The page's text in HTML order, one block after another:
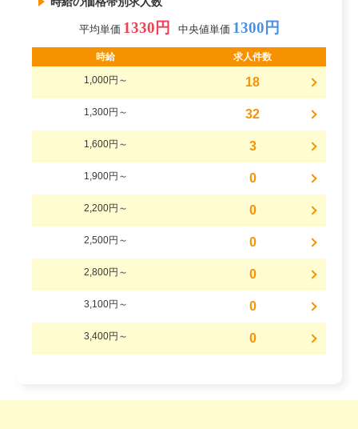
平均単価 1330円 中央値単価 1300円
時給 求人件数
1,000円～ 18
1,300円～ 32
1,600円～ 3
1,900円～ 0
2,200円～ 0
2,500円～ 0
2,800円～ 0
3,100円～ 0
3,400円～ 0